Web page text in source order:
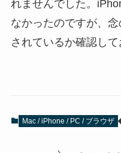
れませんでした。
なかったのですが、
されているか確認して
Mac / iPhone / PC / ブラウザ